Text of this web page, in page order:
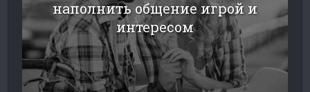
наполнить общение игрой и
интересом